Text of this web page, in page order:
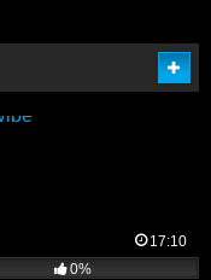
17:10
0%